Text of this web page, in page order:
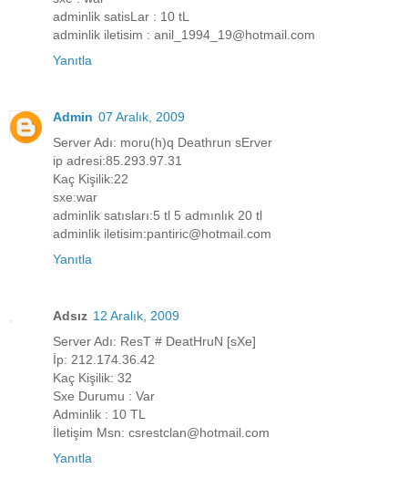
adminlik satisLar : 10 tL
adminlik iletisim : anil_1994_19@hotmail.com
Yanıtla
Admin 07 Aralık, 2009
Server Adı: moru(h)q Deathrun sErver
ip adresi:85.293.97.31
Kaç Kişilik:22
sxe:war
adminlik satısları:5 tl 5 admınlık 20 tl
adminlik iletisim:pantiric@hotmail.com
Yanıtla
Adsız 12 Aralık, 2009
Server Adı: ResT # DeatHruN [sXe]
İp: 212.174.36.42
Kaç Kişilik: 32
Sxe Durumu : Var
Adminlik : 10 TL
İletişim Msn: csrestclan@hotmail.com
Yanıtla